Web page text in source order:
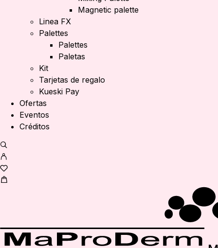
Magnetic palette
Linea FX
Palettes
Palettes
Paletas
Kit
Tarjetas de regalo
Kueski Pay
Ofertas
Eventos
Créditos